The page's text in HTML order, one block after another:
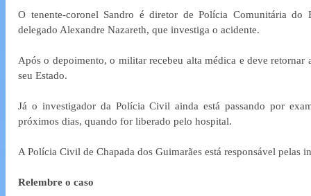
O tenente-coronel Sandro é diretor de Polícia Comunitária
delegado Alexandre Nazareth, que investiga o acidente.
Após o depoimento, o militar recebeu alta médica e deve retornar
seu Estado.
Já o investigador da Polícia Civil ainda está passando por
próximos dias, quando for liberado pelo hospital.
A Polícia Civil de Chapada dos Guimarães está responsável pelas
Relembre o caso